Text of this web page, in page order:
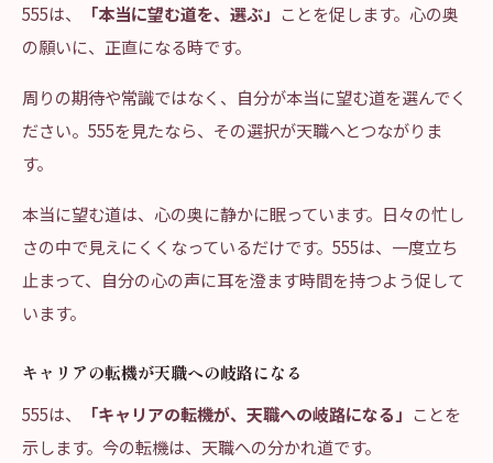
555は、
「本当に望む道を、選ぶ」 ことを促します。心の奥
の願いに、正直になる時です。
周りの期待や常識ではなく、自分が本当に望む道を選んでく
ださい。555を見たなら、その選択が天職へとつながりま
す。
本当に望む道は、心の奥に静かに眠っています。日々の忙し
さの中で見えにくくなっているだけです。555は、一度立ち
止まって、自分の心の声に耳を澄ます時間を持つよう促して
います。
キャリアの転機が天職への岐路になる
555は、
「キャリアの転機が、天職への岐路になる」 ことを
示します。今の転機は、天職への分かれ道です。